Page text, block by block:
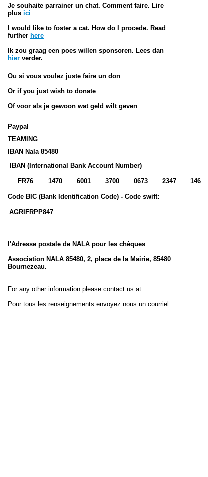
Je souhaite parrainer un chat. Comment faire. Lire
plus ici
I would like to foster a cat. How do I procede. Read
further here
Ik zou graag een poes willen sponsoren. Lees dan
hier verder.
Ou si vous voulez juste faire un don
Or if you just wish to donate
Of voor als je gewoon wat geld wilt geven
Paypal
TEAMING
IBAN Nala 85480
IBAN (International Bank Account Number)
FR76 1470 6001 3700 0673 2347 146
Code BIC (Bank Identification Code) - Code swift:
AGRIFRPP847
l'Adresse postale de NALA pour les chèques
Association NALA 85480, 2, place de la Mairie, 85480
Bournezeau.
For any other information please contact us at :
Pour tous les renseignements envoyez nous un courriel